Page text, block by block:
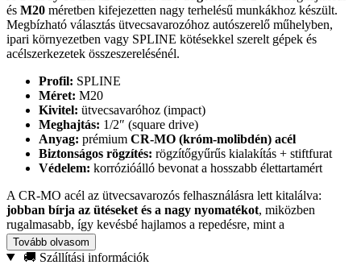
és M20 méretben kifejezetten nagy terhelésű munkákhoz készült.
Megbízható választás ütvecsavarozóhoz autószerelő műhelyben,
ipari környezetben vagy SPLINE kötésekkel szerelt gépek és
acélszerkezetek összeszerelésénél.
Profil: SPLINE
Méret: M20
Kivitel: ütvecsavaróhoz (impact)
Meghajtás: 1/2″ (square drive)
Anyag: prémium CR-MO (króm-molibdén) acél
Biztonságos rögzítés: rögzítőgyűrűs kialakítás + stiftfurat
Védelem: korrózióálló bevonat a hosszabb élettartamért
A CR-MO acél az ütvecsavarozós felhasználásra lett kitalálva:
jobban bírja az ütéseket és a nagy nyomatékot, miközben
rugalmasabb, így kevésbé hajlamos a repedésre, mint a
hagyományos CR-V anyagú kéziszerszámok. A precíz SPLINE
illeszkedéscsökkenti a megcsúszás
Tovább olvasom
🚚 Szállítási információk